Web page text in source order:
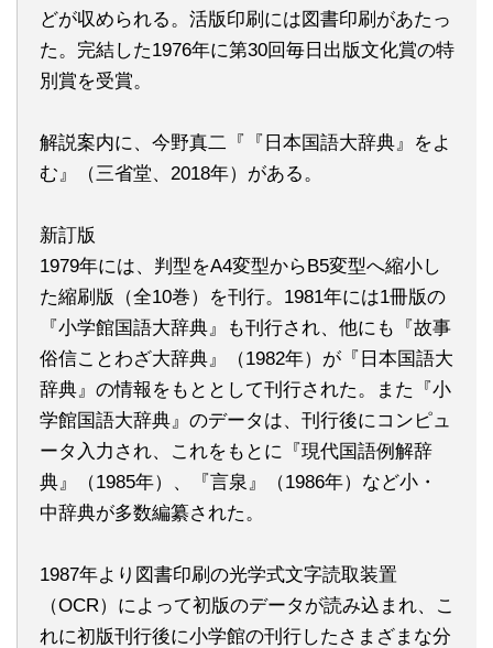
どが収められる。活版印刷には図書印刷があたっ
た。完結した1976年に第30回毎日出版文化賞の特
別賞を受賞。
解説案内に、今野真二『『日本国語大辞典』をよ
む』（三省堂、2018年）がある。
新訂版
1979年には、判型をA4変型からB5変型へ縮小し
た縮刷版（全10巻）を刊行。1981年には1冊版の
『小学館国語大辞典』も刊行され、他にも『故事
俗信ことわざ大辞典』（1982年）が『日本国語大
辞典』の情報をもととして刊行された。また『小
学館国語大辞典』のデータは、刊行後にコンピュ
ータ入力され、これをもとに『現代国語例解辞
典』（1985年）、『言泉』（1986年）など小・
中辞典が多数編纂された。
1987年より図書印刷の光学式文字読取装置
（OCR）によって初版のデータが読み込まれ、こ
れに初版刊行後に小学館の刊行したさまざまな分